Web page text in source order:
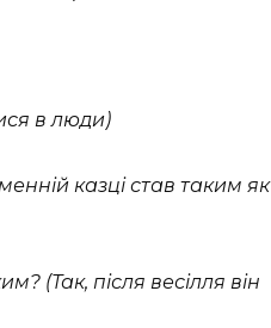
в люди)
казці став таким як
(Так, після весілля він